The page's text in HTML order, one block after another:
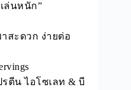
ล่นหนัก”
สะดวก ง่ายต่อ
รตีน ไอโซเลท & บี